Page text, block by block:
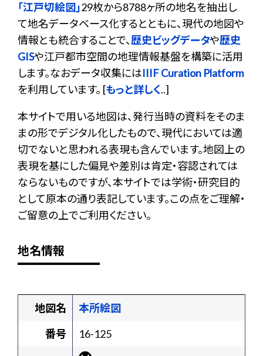
「江戸切絵図」29枚から8788ヶ所の地名を抽出し
て地名データベース化するとともに、現代の地図や
情報とも統合することで、歴史ビッグデータや歴史
GISや江戸都市空間の地理情報基盤を構築に活用
します。なおデータ収集にはIIIF Curation Platform
を利用しています。 [もっと詳しく..]
本サイトで用いる地図は、発行当時の資料をそのま
まの形でデジタル化したもので、現代においては適
切でないと思われる表現も含んでいます。地図上の
表現を基にした偏見や差別は肯定・容認されては
ならないものですが、本サイトでは学術・研究目的
として原本の通り表記しています。この点をご理解・
ご留意の上でご利用ください。
地名情報
地図名
本所絵図
番号
16-125